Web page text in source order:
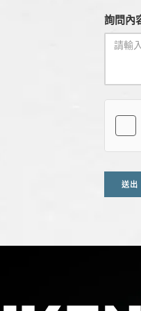
詢問內
送出